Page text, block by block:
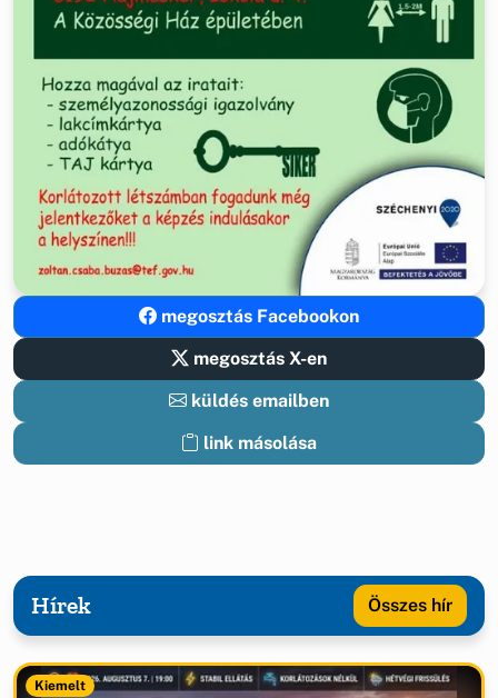
megosztás Facebookon
megosztás X-en
küldés emailben
link másolása
Hírek Összes hír
Kiemelt